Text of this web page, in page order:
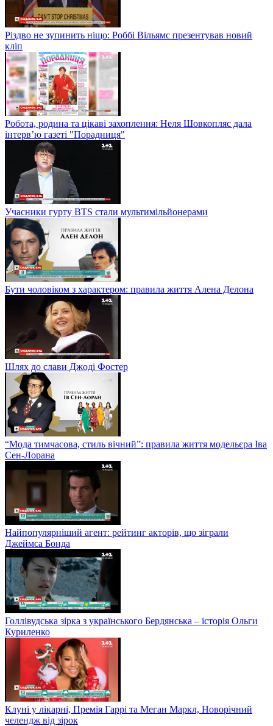
Різдво не зупинить ніщо: Роббі Вільямс презентував новий
кліп
Робота, родина та цікаві захоплення: Неля Шовкопляс дала
інтерв’ю газеті "Порадниця"
Учасники гурту BTS стали мультимільйонерами
Бути чоловіком з характером: правила життя Алена Делона
Шлях до слави Джоді Фостер
“Мода тимчасова, стиль вічний”: правила життя модельєра Іва
Сен-Лорана
Найпопулярніший агент: рейтинг акторів, що зіграли
Джеймса Бонда
Голлівудська зірка з українського Бердянська – історія Ольги
Куриленко
Клуні у лікарні, Премія Гаррі та Меган Маркл, Новорічний
челендж від зірок